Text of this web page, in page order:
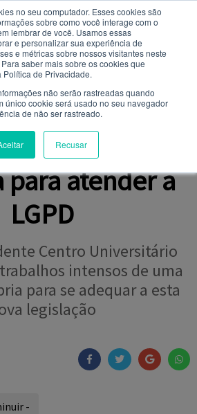
no seu computador. Esses cookies são
sobre como você interage com o
lembrar de você. Usamos essas
e personalizar sua experiência de
e métricas sobre nossos visitantes neste
saber mais sobre os cookies que
de Privacidade.
não serão rastreadas quando
único cookie será usado no seu navegador
de não ser rastreado.
Recusar
LEGISLAÇÃO
Prudente já
atender a
LGPD
Centro Universitário
intensos de uma
para se adequar a esta
legislação
-
e não perder nenhuma
importante?